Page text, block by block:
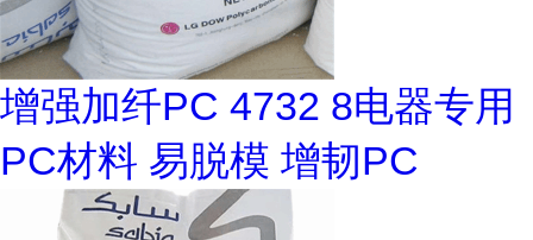
增强加纤PC 4732 8电器专用
PC材料 易脱模 增韧PC